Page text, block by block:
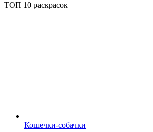
ТОП 10 раскрасок
Кошечки-собачки